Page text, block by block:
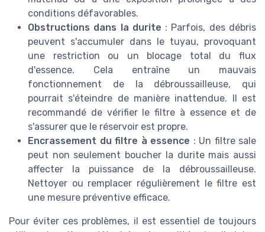
conditions défavorables.
Obstructions dans la durite : Parfois, des débris
peuvent s'accumuler dans le tuyau, provoquant
une restriction ou un blocage total du flux
d'essence. Cela entraîne un mauvais
fonctionnement de la débroussailleuse, qui
pourrait s'éteindre de manière inattendue. Il est
recommandé de vérifier le filtre à essence et de
s'assurer que le réservoir est propre.
Encrassement du filtre à essence : Un filtre sale
peut non seulement boucher la durite mais aussi
affecter la puissance de la débroussailleuse.
Nettoyer ou remplacer régulièrement le filtre est
une mesure préventive efficace.
Pour éviter ces problèmes, il est essentiel de toujours